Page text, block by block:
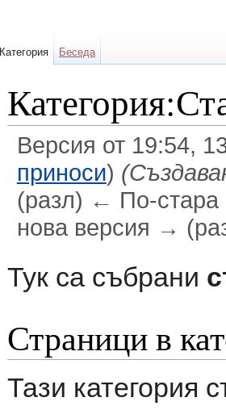
Версия от 19:54,
приноси)
(разл) ← По-стара
нова версия →
Тук са събрани
Страници в
Тази категория
Категория Беседа